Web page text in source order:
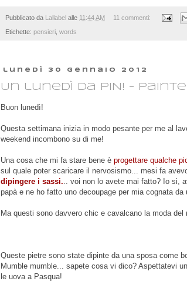
Pubblicato da Lallabel alle 11:44 AM 11 commenti:
Etichette: pensieri words
lunedì 30 gennaio 2012
Un lunedì da PIN! -
Buon lunedì!
Questa settimana inizia in modo pesante per me al
weekend incombono su di me!
Una cosa che mi fa stare bene è progettare qualche
sul quale poter scaricare il nervosismo... mesi fa
dipingere i sassi. .. voi non lo avete mai fatto? Io si,
papà e ne ho fatto uno decoupage per mia cognata
Ma questi sono davvero chic e cavalcano la moda
Queste pietre sono state dipinte da una sposa come
Mumble mumble... sapete cosa vi dico? Aspettatevi
le uova a Pasqua!